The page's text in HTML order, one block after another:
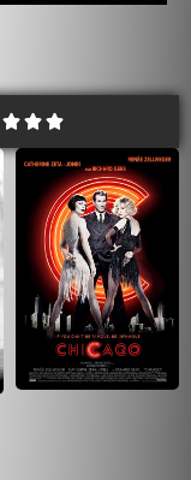
  